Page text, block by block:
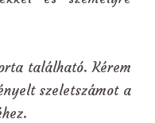
található. Kérem
szeletszámot a